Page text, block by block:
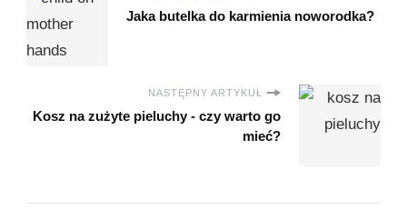
Jaka butelka do karmienia noworodka?
NASTĘPNY ARTYKUŁ
Kosz na zużyte pieluchy - czy warto go
mieć?